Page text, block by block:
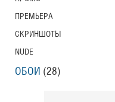
ПРЕМЬЕРА
СКРИНШОТЫ
NUDE
ОБОИ (28)